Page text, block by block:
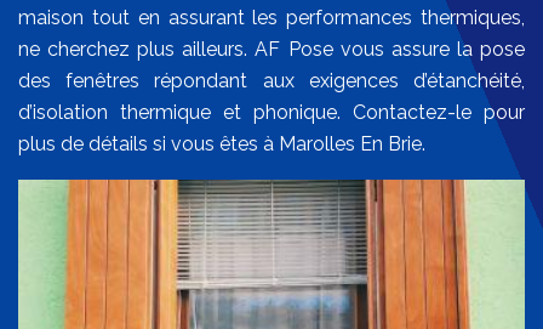
maison tout en assurant les performances thermiques,
ne cherchez plus ailleurs. AF Pose vous assure la pose
des fenêtres répondant aux exigences d’étanchéité,
d’isolation thermique et phonique. Contactez-le pour
plus de détails si vous êtes à Marolles En Brie.